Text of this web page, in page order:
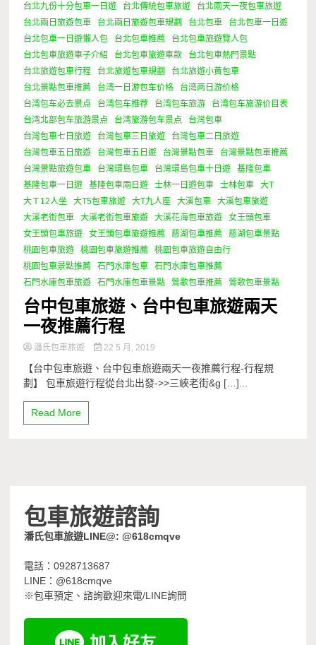
台北九份十分包車一日遊
台北傳統包車旅遊
台北兩天一夜包車旅遊
台北兩日旅遊包車
台北兩日旅遊包車規劃 台北包車
台北包車一日遊
台北包車一日遊懶人包
台北包車推薦
台北包車旅遊覽人包
台北包車旅遊車子介紹
台北包車旅遊車款
台北包車熱門景點
台北旅遊包車行程
台北旅遊包車規劃
台北旅遊小黃包車
台北景點包車推薦
台湾一日游包车价格
台湾两日游价格
台湾包车必去景点
台湾包车推荐 台湾包车旅游
台湾包车旅游价目表
台湾北部包车旅游景点
台湾旅游包车景点
台灣包車
台灣包車七日旅遊
台灣包車三日旅遊
台灣包車二日旅遊
台灣包車五日旅遊
台灣包車五日遊 台灣景點包車
台灣景點包車推薦
台灣景點旅遊包車
台灣環島包車 台灣環島包車十日遊
基隆包車
基隆包車一日遊
基隆包車兩日遊 士林一日遊包車 士林包車
大T
大Ｔ12人坐
大T5包車旅遊 大T九人座 大溪包車
大溪包車旅遊
大溪老街包車
大溪老街包車旅遊 大溪花海包車旅遊
女王頭包車
女王頭包車旅遊
女王頭包車旅遊推薦 慈湖包車推薦
慈湖包車景點
桃園包車旅遊
桃園包車旅遊推薦
桃園包車旅遊自由行
桃園包車景點推薦
石門水庫包車
石門水庫包車推薦
石門水庫包車旅遊
石門水庫包車景點 鶯歌包車推薦 鶯歌包車景點
台中包車旅遊、台中包車旅遊兩天
一夜推薦行程
潘氏包車旅遊 22 5 月, 2019
【台中包車旅遊、台中包車旅遊兩天一夜推薦行程-行程規
劃】 包車旅遊行程從台北出發->>三峽老街&g […]...
Read More
包車旅遊諮詢
潘氏包車旅遊LINE@: @618cmqve
電話：0928713687
LINE：@618cmqve
※包車預定、諮詢歡迎來電/LINE詢問